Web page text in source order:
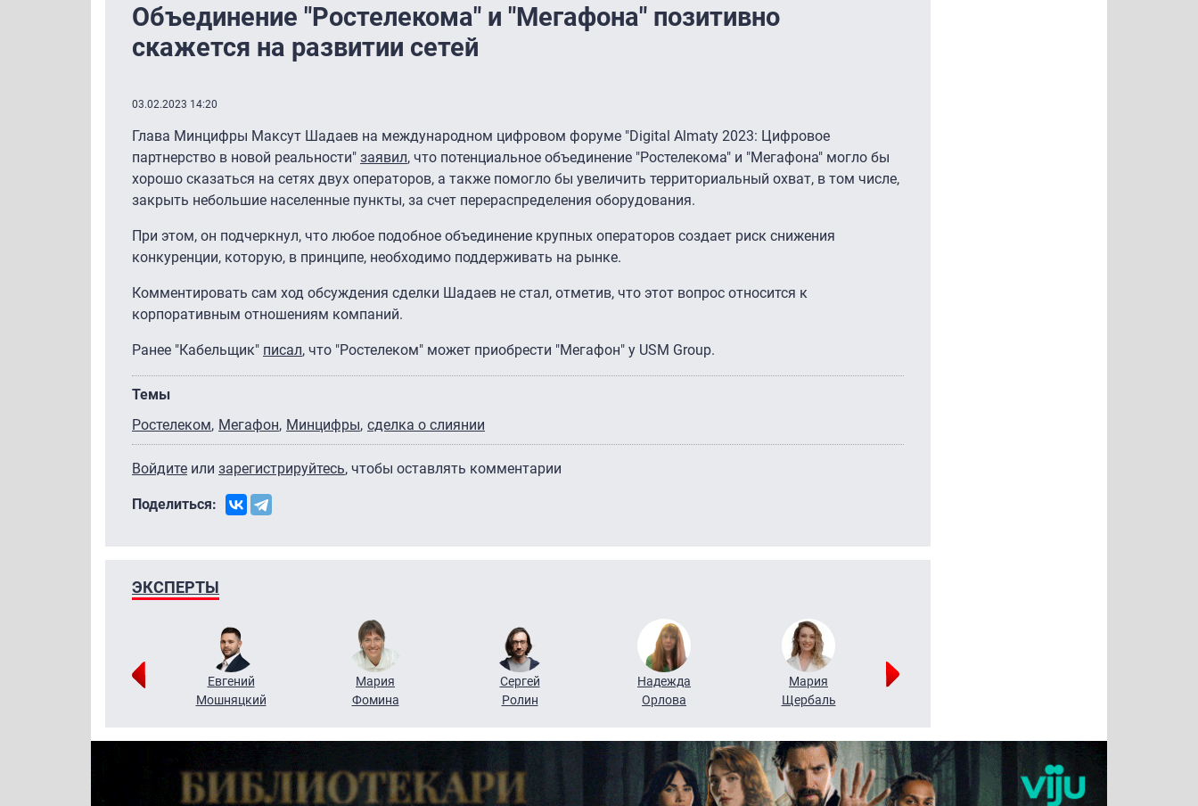
Объединение "Ростелекома" и "Мегафона" позитивно
скажется на развитии сетей
03.02.2023 14:20
Глава Минцифры Максут Шадаев на международном цифровом форуме "Digital Almaty 2023: Цифровое
партнерство в новой реальности" заявил, что потенциальное объединение "Ростелекома" и "Мегафона" могло бы
хорошо сказаться на сетях двух операторов, а также помогло бы увеличить территориальный охват, в том числе,
закрыть небольшие населенные пункты, за счет перераспределения оборудования.
При этом, он подчеркнул, что любое подобное объединение крупных операторов создает риск снижения
конкуренции, которую, в принципе, необходимо поддерживать на рынке.
Комментировать сам ход обсуждения сделки Шадаев не стал, отметив, что этот вопрос относится к
корпоративным отношениям компаний.
Ранее "Кабельщик" писал, что "Ростелеком" может приобрести "Мегафон" у USM Group.
Темы
Ростелеком Мегафон Минцифры сделка о слиянии
Войдите или зарегистрируйтесь, чтобы оставлять комментарии
Поделиться:
ЭКСПЕРТЫ
Евгений
Мошняцкий
Мария
Фомина
Сергей
Ролин
Надежда
Орлова
Мария
Щербаль